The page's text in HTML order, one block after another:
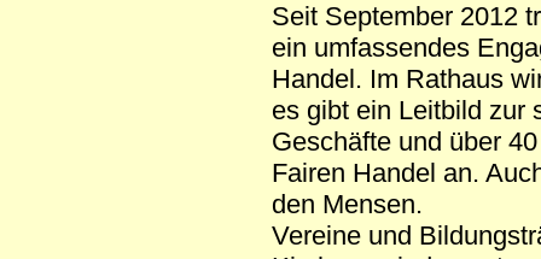
Seit September 2012
ein umfassendes
Handel. Im Rathaus
es gibt ein Leitbild zur
Geschäfte und über
Fairen Handel an.
den Mensen.
Vereine und